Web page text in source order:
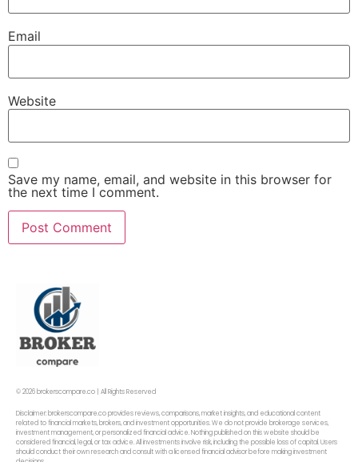
Email
Website
Save my name, email, and website in this browser for
the next time I comment.
© 2026 brokerscompare.co | All Rights Reserved
Disclaimer: brokerscompare.co provides reviews, comparisons, market insights, and educational content
related to financial markets, brokers, and investment opportunities. We do not provide brokerage services,
investment management, or personalized financial advice. Nothing published on this website should be
considered financial, legal, or tax advice. All investments involve risk, including the possible loss of capital. Users
should conduct their own research and consult with a licensed financial advisor before making investment